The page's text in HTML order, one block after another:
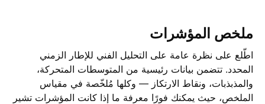
ملخص المؤشرات
اطّلع على نظرة عامة على التحليل الفني للإطار الزمني
المحدد. تتضمن بيانات رئيسية من المتوسطات المتحركة،
والمذبذبات، ونقاط الارتكاز — وكلها مُلخّصة في مقياس
الملخص، حيث يمكنك فورًا معرفة ما إذا كانت المؤشرات تشير